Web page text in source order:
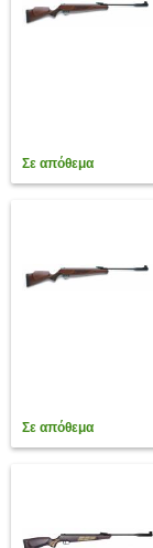
Σε απόθεμα
Σε απόθεμα